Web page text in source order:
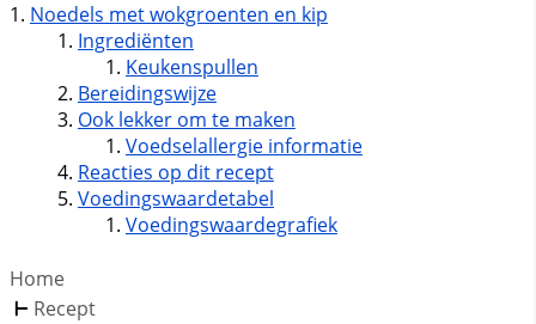
Noedels met wokgroenten en kip
Ingrediënten
Keukenspullen
Bereidingswijze
Ook lekker om te maken
Voedselallergie informatie
Reacties op dit recept
Voedingswaardetabel
Voedingswaardegrafiek
Home
Recept